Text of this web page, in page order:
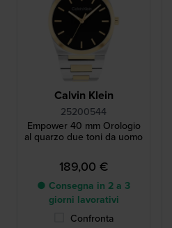
Calvin Klein
25200544
Empower 40 mm Orologio
al quarzo due toni da uomo
189,00 €
● Consegna in 2 a 3
giorni lavorativi
Confronta